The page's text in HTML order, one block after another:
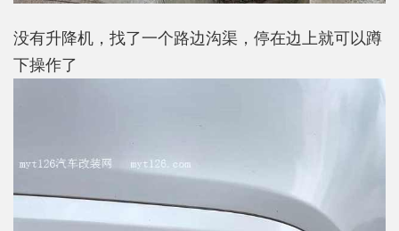
没有升降机，找了一个路边沟渠，停在边上就可以蹲
下操作了